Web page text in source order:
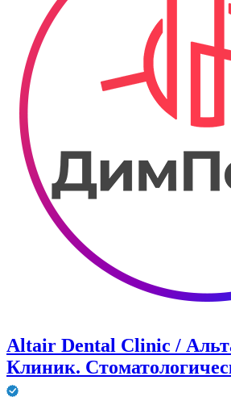
Altair Dental Clinic /
Клиник.